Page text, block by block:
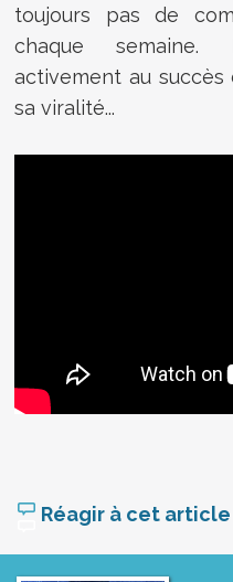
toujours pas de
chaque semaine.
activement au succès
sa viralité...
Réagir à cet article